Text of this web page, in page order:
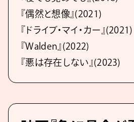
『偶然と想像』(2021)
『ドライブ・マイ・カー』(2021)
『Walden』(2022)
『悪は存在しない』(2023)